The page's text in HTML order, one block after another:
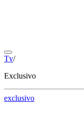
Tv/
Exclusivo
exclusivo